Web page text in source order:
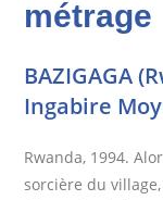
métrage
BAZIGAGA
Ingabire
Rwanda, 1994.
sorcière du